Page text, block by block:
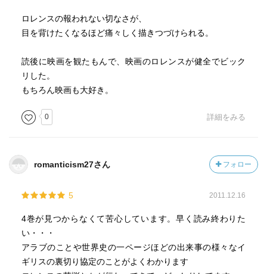
ロレンスの報われない切なさが、
目を背けたくなるほど痛々しく描きつづけられる。
読後に映画を観たもんで、映画のロレンスが健全でビック
リした。
もちろん映画も大好き。
0 詳細をみる
romanticism27さん フォロー
5 2011.12.16
4巻が見つからなくて苦心しています。早く読み終わりた
い・・・
アラブのことや世界史の一ページほどの出来事の様々なイ
ギリスの裏切り協定のことがよくわかります